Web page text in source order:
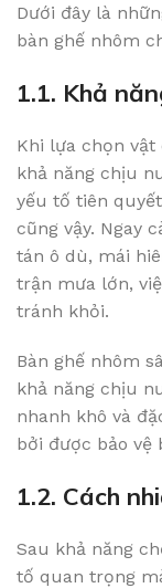
Dưới đây là
bàn ghế nhôm
1.1. Khả
Khi lựa chọn vật
khả năng chịu
yếu tố tiên
cũng vậy. Ngay
tán ô dù, mái
trận mưa lớn,
tránh khỏi.
Bàn ghế nhôm
khả năng chịu
nhanh khô và
bởi được bảo vệ
1.2. Cách
Sau khả năng
tố quan trọng